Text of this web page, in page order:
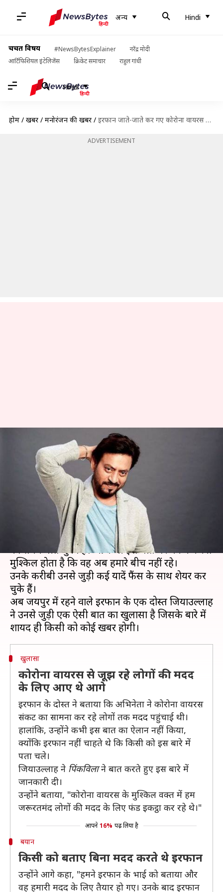
अन्य Hindi
चर्चित विषय #NewsBytesExplainer
नरेंद्र मोदी
आर्टिफिशियल इंटेलिजेंस
क्रिकेट समाचार राहुल गांधी
Hindi
होम / खबरें / मनोरंजन की खबरें / इरफान जाते-जाते कर गए कोरोना वायरस से जूझते लोगों की मदद, नहीं करना चाहते थे खुलासा
ADVERTISEMENT
इरफान जाते-जाते कर गए कोरोना
वायरस से जूझते लोगों की मदद, नहीं
करना चाहते थे खुलासा
भावना साहनी May 30, 2020 04:49 pm
बॉलीवुड अभिनेता इरफान खान के निधन को एक महीने
का समय बीत चुका है। आज भी इस बात पर यकीन करना
मुश्किल होता है कि वह अब हमारे बीच नहीं रहे।
उनके करीबी उनसे जुड़ी कई यादें फैंस के साथ शेयर कर
चुके हैं।
अब जयपुर में रहने वाले इरफान के एक दोस्त जियाउल्लाह
ने उनसे जुड़ी एक ऐसी बात का खुलासा है जिसके बारे में
खुलासा
कोरोना वायरस से जूझ रहे लोगों की मदद
के लिए आए थे आगे
इरफान के दोस्त ने बताया कि अभिनेता ने कोरोना वायरस
संकट का सामना कर रहे लोगों तक मदद पहुंचाई थी।
हालांकि, उन्होंने कभी इस बात का ऐलान नहीं किया,
क्योंकि इरफान नहीं चाहते थे कि किसी को इस बारे में
पता चले।
जियाउल्लाह ने पिंकविलाने बात करते हुए इस बारे में
जानकारी दी।
उन्होंने बताया, "कोरोना वायरस के मुश्किल वक्त में हम
जरूरतमंद लोगों की मदद के लिए फंड इकट्ठा कर रहे थे।"
आपने 16% पढ़ लिया है
बयान
किसी को बताए बिना मदद करते थे इरफान
उन्होंने आगे कहा, "हमने इरफान के भाई को बताया और
वह हमारी मदद के लिए तैयार हो गए। उनके बाद इरफान